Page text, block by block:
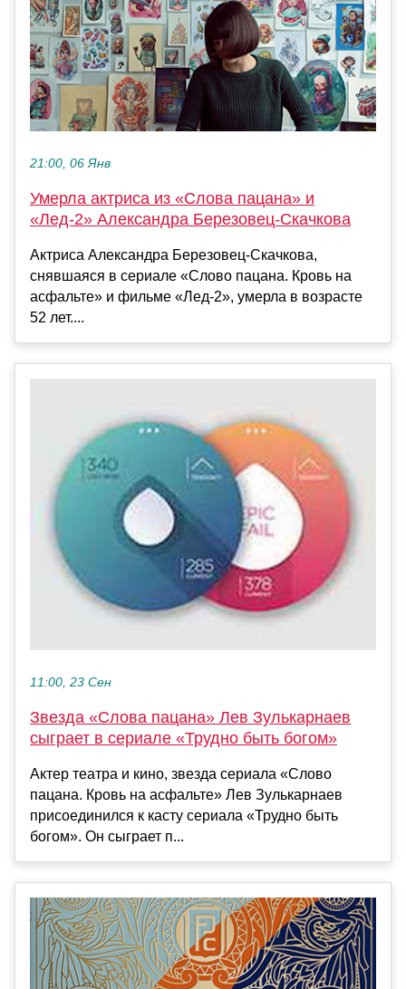
21:00, 06 Янв
Умерла актриса из «Слова пацана» и
«Лед-2» Александра Березовец-Скачкова
Актриса Александра Березовец-Скачкова,
снявшаяся в сериале «Слово пацана. Кровь на
асфальте» и фильме «Лед-2», умерла в возрасте
52 лет....
11:00, 23 Сен
Звезда «Слова пацана» Лев Зулькарнаев
сыграет в сериале «Трудно быть богом»
Актер театра и кино, звезда сериала «Слово
пацана. Кровь на асфальте» Лев Зулькарнаев
присоединился к касту сериала «Трудно быть
богом». Он сыграет п...